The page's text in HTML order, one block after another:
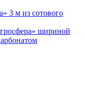
3 м из сотового
шириной